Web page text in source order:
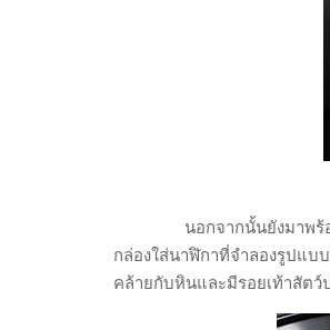
นอกจากนั้นยังมาพ
กล่องใส่นาฬิกาที่จำลองรูปแบ
คล้ายกับหินและมีรอยเท้าสัตว์